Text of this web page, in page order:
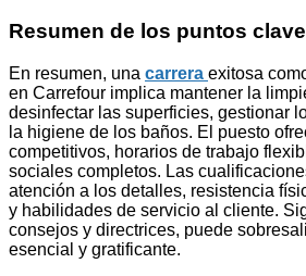
Resumen de los puntos clave
En resumen, una carrera exitosa
en Carrefour implica mantener la
desinfectar las superficies, gestionar
la higiene de los baños. El puesto
competitivos, horarios de trabajo
sociales completos. Las
atención a los detalles, resistencia
y habilidades de servicio al cliente.
consejos y directrices, puede
esencial y gratificante.